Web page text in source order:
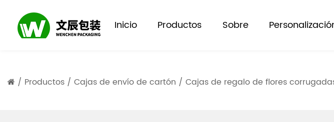
Inicio Productos Sobre
/ Productos / Cajas de envío de cartón / Cajas de regalo de flores